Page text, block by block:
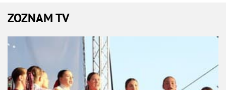
ZOZNAM TV